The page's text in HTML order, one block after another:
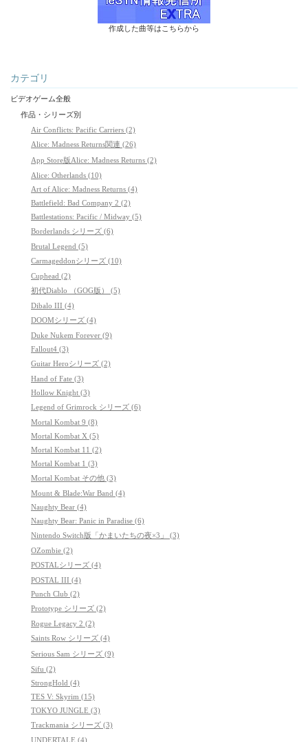
作成した曲等はこちらから
カテゴリ
ビデオゲーム全般
作品・シリーズ別
Air Conflicts: Pacific Carriers (2)
Alice: Madness Returns関連 (26)
App Store版Alice: Madness Returns (2)
Alice: Otherlands (10)
Art of Alice: Madness Returns (4)
Battlefield: Bad Company 2 (2)
Battlestations: Pacific / Midway (5)
Borderlands シリーズ (6)
Brutal Legend (5)
Carmageddonシリーズ (10)
Cuphead (2)
初代Diablo （GOG版） (5)
Dibalo III (4)
DOOMシリーズ (4)
Duke Nukem Forever (9)
Fallout4 (3)
Guitar Heroシリーズ (2)
Hand of Fate (3)
Hollow Knight (3)
Legend of Grimrock シリーズ (6)
Mortal Kombat 9 (8)
Mortal Kombat X (5)
Mortal Kombat 11 (2)
Mortal Kombat 1 (3)
Mortal Kombat その他 (3)
Mount & Blade:War Band (4)
Naughty Bear (4)
Naughty Bear: Panic in Paradise (6)
Nintendo Switch版「かまいたちの夜×3」 (3)
OZombie (2)
POSTALシリーズ (4)
POSTAL III (4)
Punch Club (2)
Prototype シリーズ (2)
Rogue Legacy 2 (2)
Saints Row シリーズ (4)
Serious Sam シリーズ (9)
Sifu (2)
StrongHold (4)
TES V: Skyrim (15)
TOKYO JUNGLE (3)
Trackmania シリーズ (3)
UNDERTALE (4)